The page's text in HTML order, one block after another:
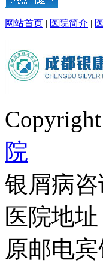
网站首页 | 医院简介 |
院
银屑病咨
医院地
原邮电宾